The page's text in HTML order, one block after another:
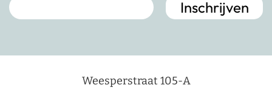
Weesperstraat 105-A